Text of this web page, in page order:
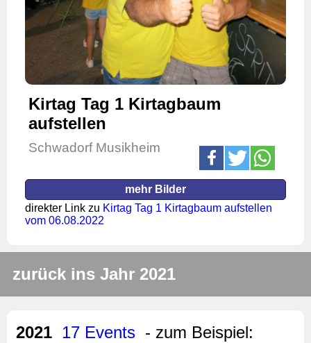
Kirtag Tag 1 Kirtagbaum
aufstellen
Schwadorf Musikheim
mehr Bilder
direkter Link zu Kirtag Tag 1 Kirtagbaum aufstellen
vom 06.08.2022
zurück ins Jahr 2021
2021 17 Events - zum Beispiel: